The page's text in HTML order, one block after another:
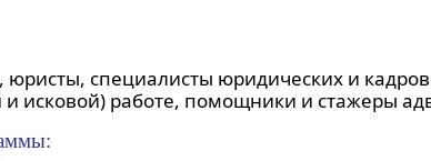
юристы, специалисты юридических и
исковой) работе, помощники и стажеры